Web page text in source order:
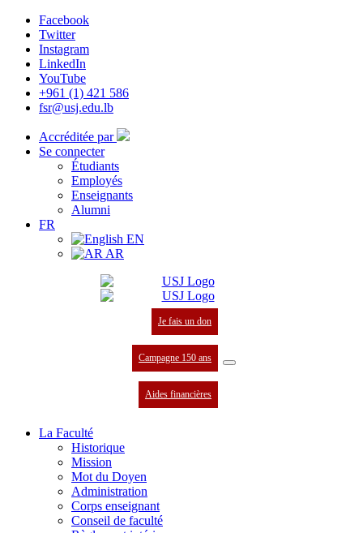
Facebook
Twitter
Instagram
LinkedIn
YouTube
+961 (1) 421 586
fsr@usj.edu.lb
Accréditée par
Se connecter
Étudiants
Employés
Enseignants
Alumni
FR
EN
AR
Je fais un don
Campagne 150 ans
Aides financières
La Faculté
Historique
Mission
Mot du Doyen
Administration
Corps enseignant
Conseil de faculté